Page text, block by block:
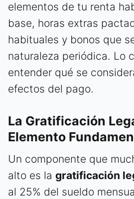
elementos de tu renta
base, horas extras
habituales y bonos que
naturaleza periódica. Lo
entender qué se
efectos del pago.
La Gratificación
Elemento
Un componente que
alto es la gratificación
al 25% del sueldo